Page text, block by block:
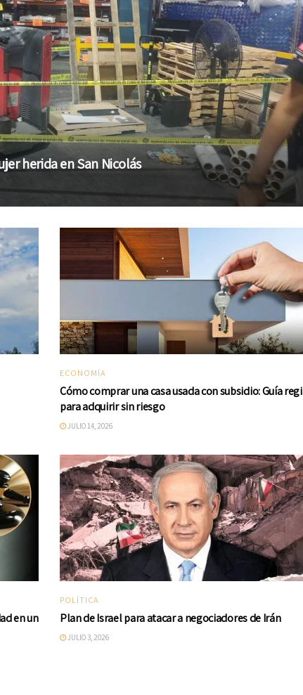
herida en San Nicolás
ECONOMÍA
Cómo comprar una casa usada con subsidio: Guía
para adquirir sin riesgo
JULIO 14, 2026
en un
POLÍTICA
Plan de Israel para atacar a negociadores de Irán
JULIO 3, 2026